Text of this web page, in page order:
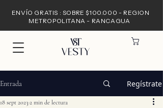
ENVÍO GRATIS : SOBRE $100.000 - REGION
METROPOLITANA - RANCAGUA
Entrada Regístrate
18 sept 2023 2 min de lectura